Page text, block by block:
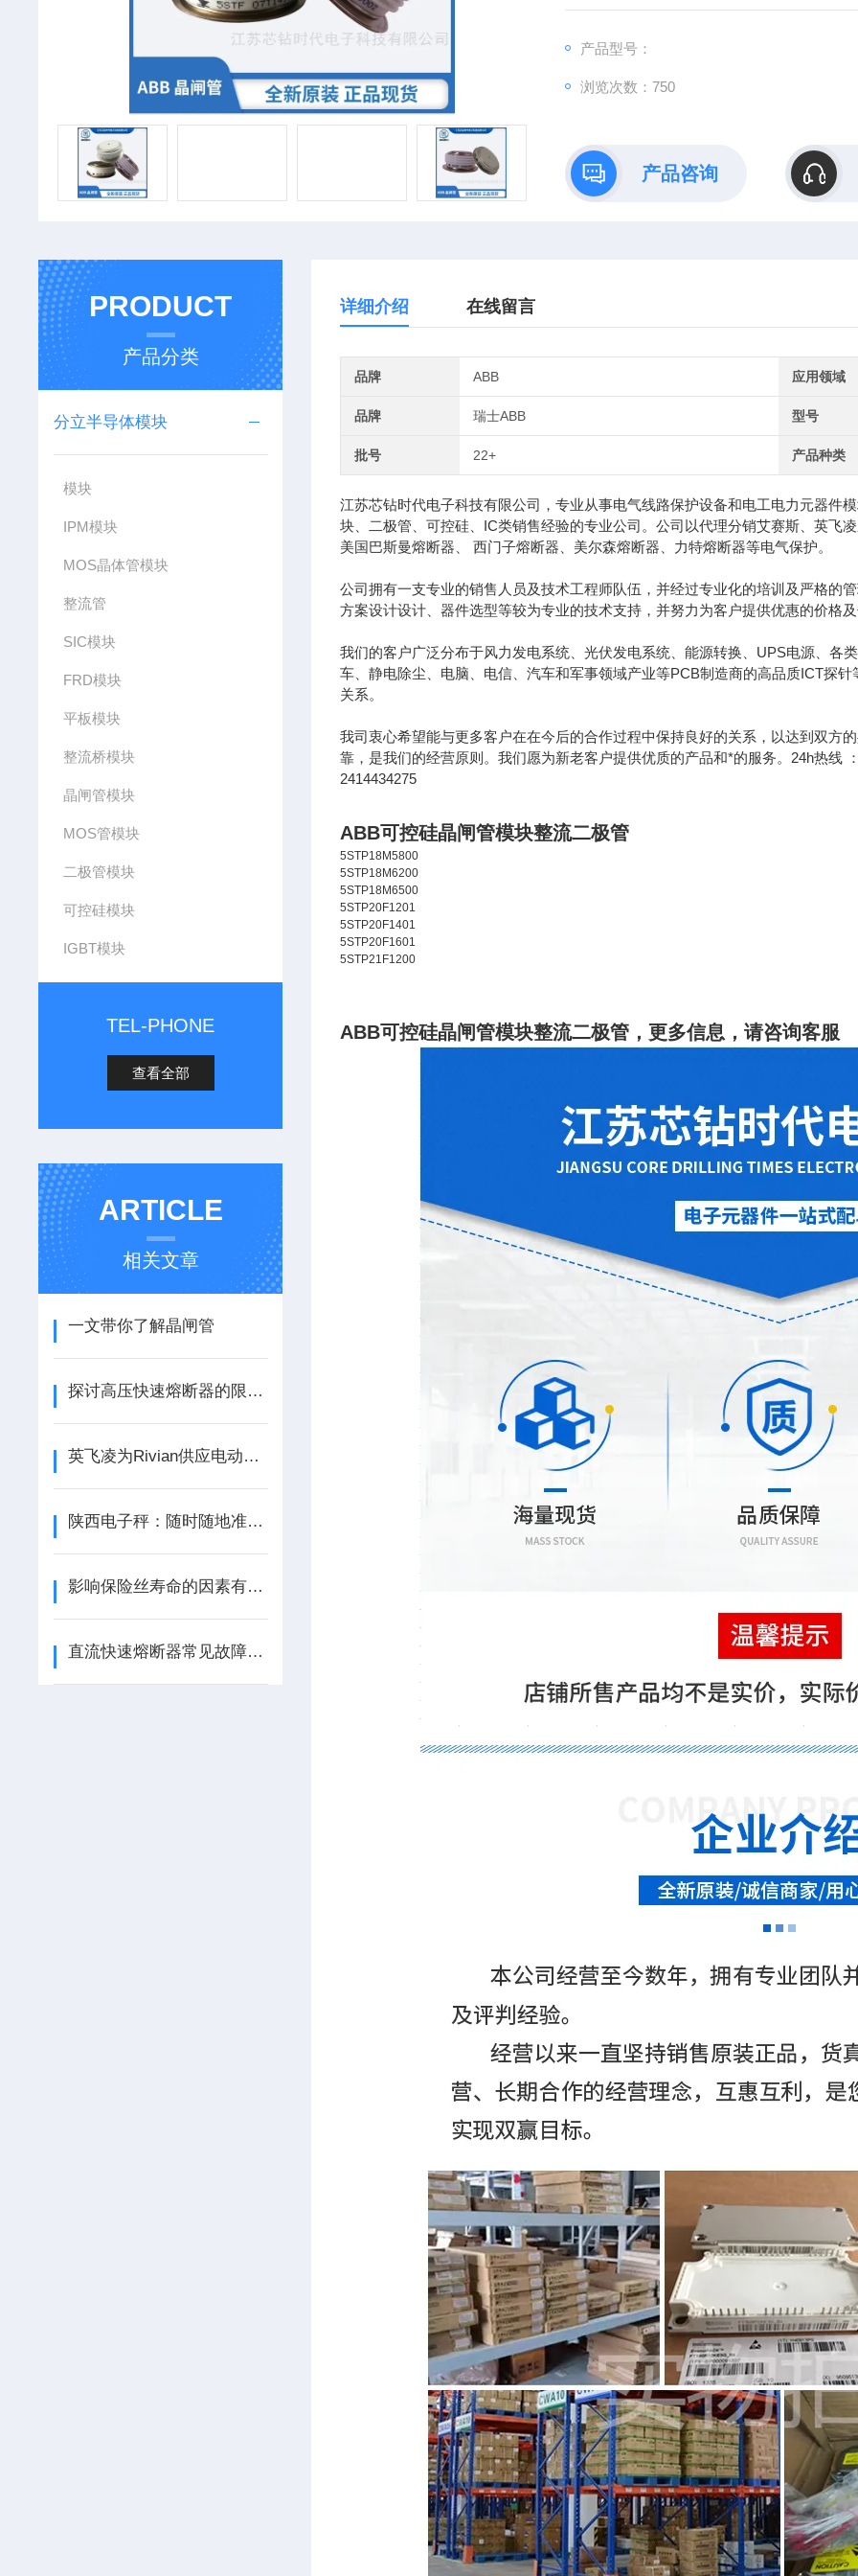
产品型号：
浏览次数：750
产品咨询
PRODUCT
产品分类
分立半导体模块
模块
IPM模块
MOS晶体管模块
整流管
SIC模块
FRD模块
平板模块
整流桥模块
晶闸管模块
MOS管模块
二极管模块
可控硅模块
IGBT模块
TEL-PHONE
查看全部
ARTICLE
相关文章
一文带你了解晶闸管
探讨高压快速熔断器的限制电压
英飞凌为Rivian供应电动汽车牵引逆变器功率模块
陕西电子秤：随时随地准确称重，生活工作好帮手
影响保险丝寿命的因素有哪些？
直流快速熔断器常见故障分析，频繁熔断误动作原因排查与解决办法
详细介绍 在线留言
品牌 ABB 应用领域
品牌 瑞士ABB 型号
批号 22+ 产品种类
江苏芯钻时代电子科技有限公司，专业从事电气线路保护设备和电工电力元器件
块、二极管、可控硅、IC类销售经验的专业公司。公司以代理分销艾赛斯、英飞
美国巴斯曼熔断器、 西门子熔断器、美尔森熔断器、力特熔断器等电气保护。
公司拥有一支专业的销售人员及技术工程师队伍，并经过专业化的培训及严格的
方案设计设计、器件选型等较为专业的技术支持，并努力为客户提供优惠的价格
我们的客户广泛分布于风力发电系统、光伏发电系统、能源转换、UPS电源、各
车、静电除尘、电脑、电信、汽车和军事领域产业等PCB制造商的高品质ICT探
关系。
我司衷心希望能与更多客户在在今后的合作过程中保持良好的关系，以达到双方
靠，是我们的经营原则。我们愿为新老客户提供优质的产品和*的服务。24h热线
2414434275
ABB可控硅晶闸管模块整流二极管
5STP18M5800
5STP18M6200
5STP18M6500
5STP20F1201
5STP20F1401
5STP20F1601
5STP21F1200
ABB可控硅晶闸管模块整流二极管 ， 更多信息，请咨询客服